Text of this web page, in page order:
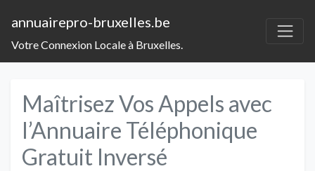
annuairepro-bruxelles.be
Votre Connexion Locale à Bruxelles.
Maîtrisez Vos Appels avec
l’Annuaire Téléphonique
Gratuit Inversé